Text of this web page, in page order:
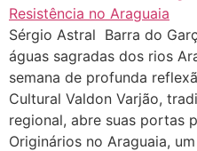
Sérgio Astral Barra do
águas sagradas dos rios
semana de profunda
Cultural Valdon Varjão,
regional, abre suas portas
Originários no Araguaia,